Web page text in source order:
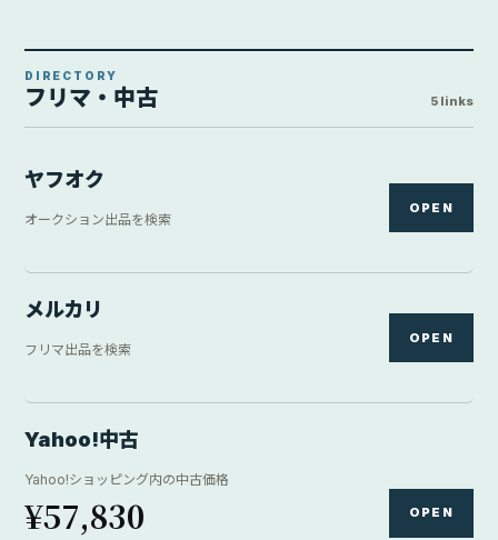
DIRECTORY
フリマ・中古 5 links
ヤフオク
オークション出品を検索
OPEN
メルカリ
フリマ出品を検索
OPEN
Yahoo!中古
Yahoo!ショッピング内の中古価格
¥57,830 OPEN